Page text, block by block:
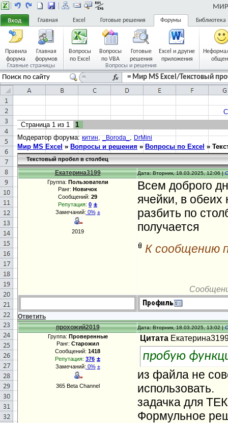
МИР
Главная Excel Готовые решения Форумы Библиотека
Правила
форума
Главная
форумов
Главные страницы
Вопросы
по Excel
Вопросы
по VBA
Готовые
решения
Excel и другие
приложения
Вопросы и решения
= Мир MS Excel/Текстовый
Страница 1 из 1
1
Модератор форума:китин,_Boroda_,DrMini
Мир MS Excel » Вопросы и решения » Вопросы по Excel »
Текстовый пробел в столбец
Екатерина3199 Дата: Вторник, 18.03.2025, 12:06 |
Группа: Пользователи
Ранг: Новичок
Сообщений: 29
Репутация: 0 ±
Замечаний: 0% ±
2019
Всем доброго
ячейки, в
разбить по
получается
К сообщению
Ответить
прохожий2019
Дата: Вторник, 18.03.2025, 13:02 |
Группа: Проверенные
Ранг: Старожил
Сообщений: 1418
Репутация: 376 ±
Замечаний: 0% ±
365 Beta Channel
Цитата
пробую
из файла не
использовать.
задачка для
Формульное